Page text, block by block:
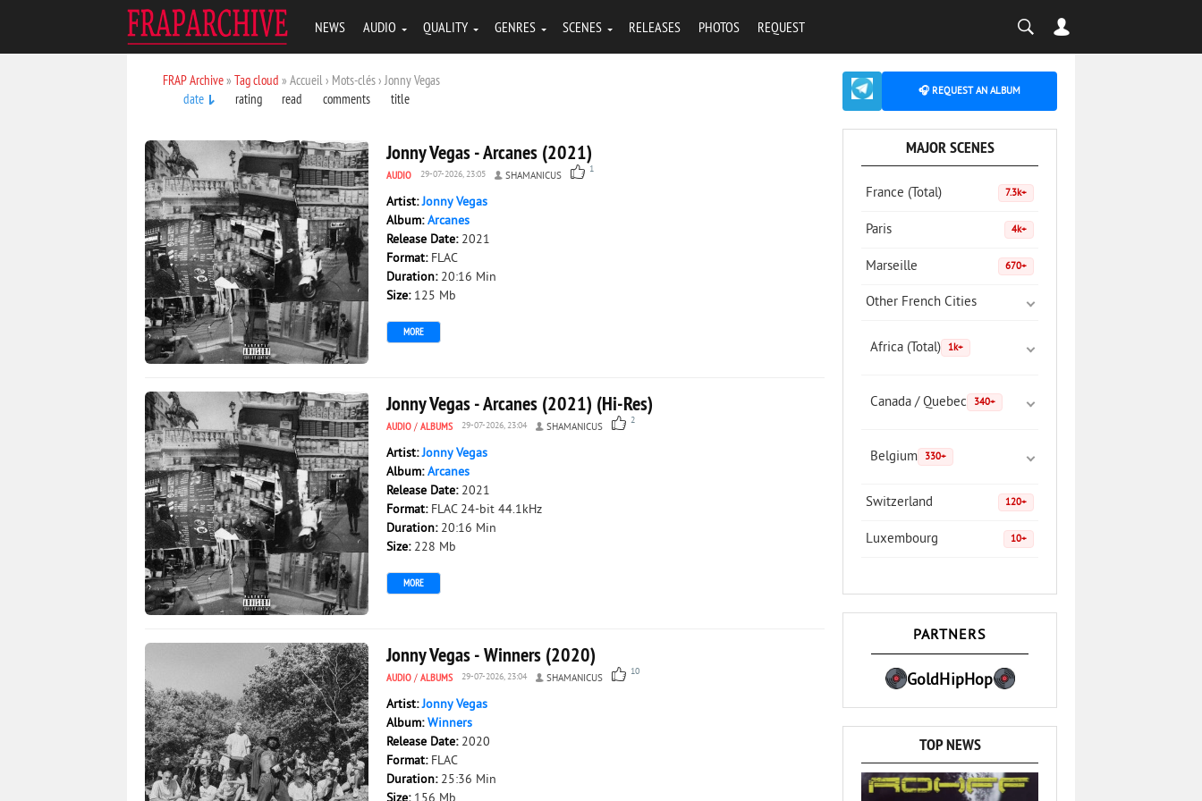
NEWS AUDIO QUALITY GENRES SCENES RELEASES PHOTOS REQUEST
FRAP Archive» Tag cloud » Accueil › Mots-clés › Jonny Vegas
date
rating read comments title
Jonny Vegas - Arcanes (2021)
AUDIO 29-07-2026, 23:05 SHAMANICUS
1
Artist:Jonny Vegas
Album:Arcanes
Release Date: 2021
Format: FLAC
Duration: 20:16 Min
Size: 125 Mb
MORE
Jonny Vegas - Arcanes (2021) (Hi-Res)
AUDIO / ALBUMS 29-07-2026, 23:04 SHAMANICUS
2
Artist:Jonny Vegas
Album:Arcanes
Release Date: 2021
Format: FLAC 24-bit 44.1kHz
Duration: 20:16 Min
Size: 228 Mb
MORE
Jonny Vegas - Winners (2020)
AUDIO / ALBUMS 29-07-2026, 23:04 SHAMANICUS
10
Artist:Jonny Vegas
Album:Winners
Release Date: 2020
Format: FLAC
Duration: 25:36 Min
🎧 REQUEST AN ALBUM
MAJOR SCENES
France (Total) 7.3k+
Paris 4k+
Marseille 670+
Other French Cities
Africa (Total) 1k+
Canada / Quebec 340+
Belgium 330+
Switzerland 120+
Luxembourg 10+
PARTNERS
GoldHipHop
TOP NEWS